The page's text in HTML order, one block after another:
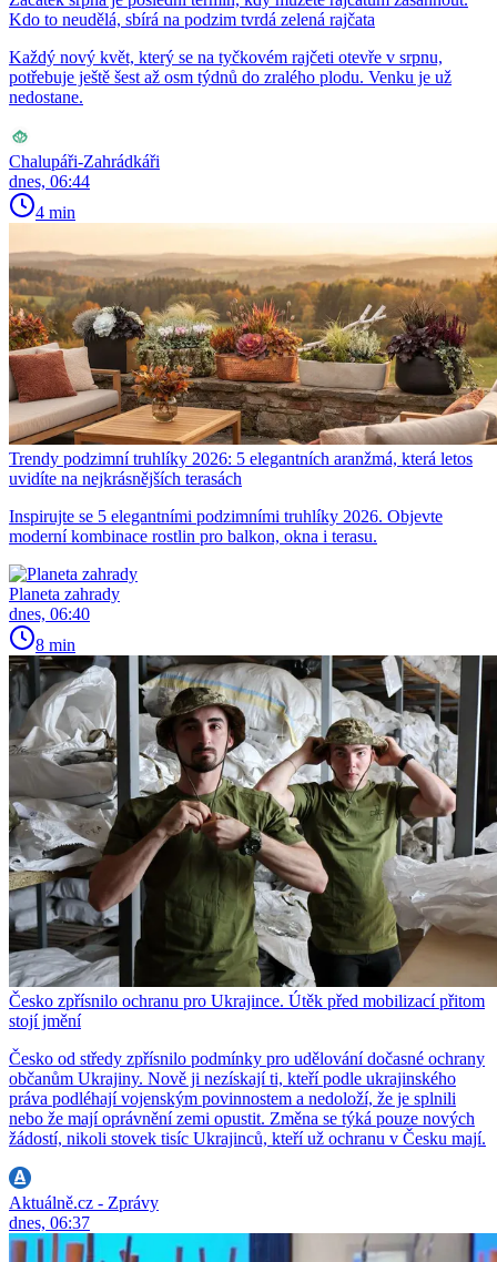
Kdo to neudělá, sbírá na podzim tvrdá zelená rajčata
Každý nový květ, který se na tyčkovém rajčeti otevře v srpnu,
potřebuje ještě šest až osm týdnů do zralého plodu. Venku je už
nedostane.
Chalupáři-Zahrádkáři
dnes, 06:44
4 min
Trendy podzimní truhlíky 2026: 5 elegantních aranžmá, která letos
uvidíte na nejkrásnějších terasách
Inspirujte se 5 elegantními podzimními truhlíky 2026. Objevte
moderní kombinace rostlin pro balkon, okna i terasu.
Planeta zahrady
dnes, 06:40
8 min
Česko zpřísnilo ochranu pro Ukrajince. Útěk před mobilizací přitom
stojí jmění
Česko od středy zpřísnilo podmínky pro udělování dočasné ochrany
občanům Ukrajiny. Nově ji nezískají ti, kteří podle ukrajinského
práva podléhají vojenským povinnostem a nedoloží, že je splnili
nebo že mají oprávnění zemi opustit. Změna se týká pouze nových
žádostí, nikoli stovek tisíc Ukrajinců, kteří už ochranu v Česku mají.
Aktuálně.cz - Zprávy
dnes, 06:37